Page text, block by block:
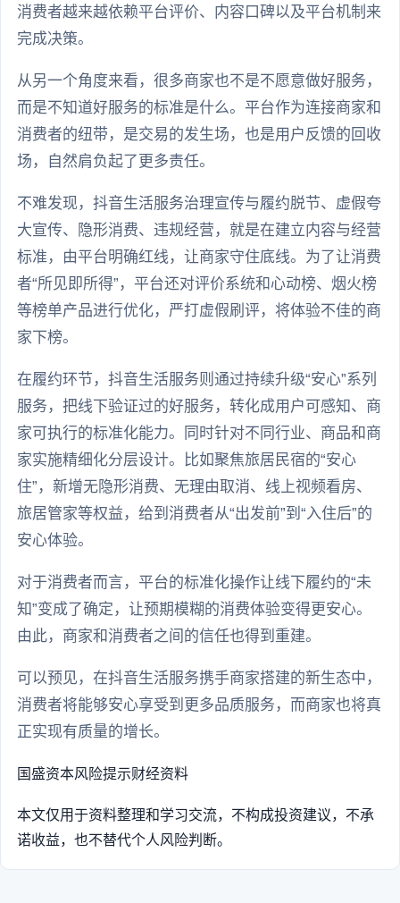
消费者越来越依赖平台评价、内容口碑以及平台机制来
完成决策。
从另一个角度来看，很多商家也不是不愿意做好服务，
而是不知道好服务的标准是什么。平台作为连接商家和
消费者的纽带，是交易的发生场，也是用户反馈的回收
场，自然肩负起了更多责任。
不难发现，抖音生活服务治理宣传与履约脱节、虚假夸
大宣传、隐形消费、违规经营，就是在建立内容与经营
标准，由平台明确红线，让商家守住底线。为了让消费
者“所见即所得”，平台还对评价系统和心动榜、烟火榜
等榜单产品进行优化，严打虚假刷评，将体验不佳的商
家下榜。
在履约环节，抖音生活服务则通过持续升级“安心”系列
服务，把线下验证过的好服务，转化成用户可感知、商
家可执行的标准化能力。同时针对不同行业、商品和商
家实施精细化分层设计。比如聚焦旅居民宿的“安心
住”，新增无隐形消费、无理由取消、线上视频看房、
旅居管家等权益，给到消费者从“出发前”到“入住后”的
安心体验。
对于消费者而言，平台的标准化操作让线下履约的“未
知”变成了确定，让预期模糊的消费体验变得更安心。
由此，商家和消费者之间的信任也得到重建。
可以预见，在抖音生活服务携手商家搭建的新生态中，
消费者将能够安心享受到更多品质服务，而商家也将真
正实现有质量的增长。
国盛资本风险提示财经资料
本文仅用于资料整理和学习交流，不构成投资建议，不承
诺收益，也不替代个人风险判断。